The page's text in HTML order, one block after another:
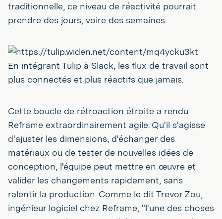
traditionnelle, ce niveau de réactivité pourrait
prendre des jours, voire des semaines.
En intégrant Tulip à Slack, les flux de travail sont
plus connectés et plus réactifs que jamais.
Cette boucle de rétroaction étroite a rendu
Reframe extraordinairement agile. Qu'il s'agisse
d'ajuster les dimensions, d'échanger des
matériaux ou de tester de nouvelles idées de
conception, l'équipe peut mettre en œuvre et
valider les changements rapidement, sans
ralentir la production. Comme le dit Trevor Zou,
ingénieur logiciel chez Reframe, "l'une des choses